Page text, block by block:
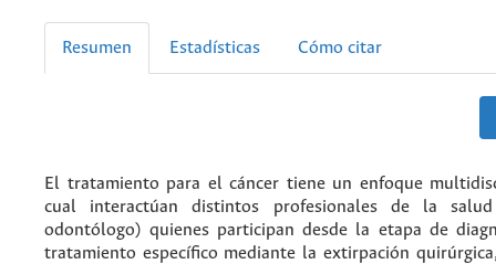
Resumen Estadísticas Cómo citar
El tratamiento para el cáncer tiene un enfoque
cual interactúan distintos profesionales de la
odontólogo) quienes participan desde la etapa de
tratamiento específico mediante la extirpación